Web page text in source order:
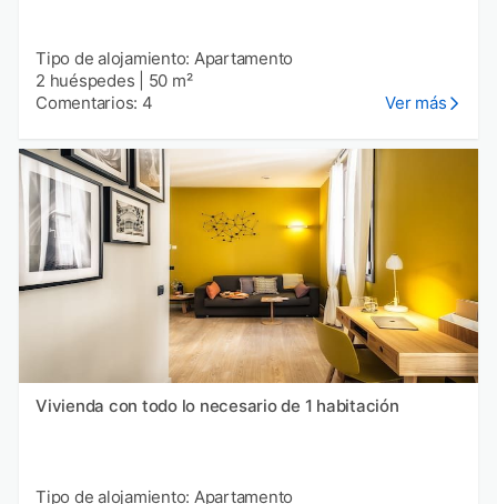
Tipo de alojamiento: Apartamento
2 huéspedes
50 m²
Comentarios: 4
Ver más
Vivienda con todo lo necesario de 1 habitación
Tipo de alojamiento: Apartamento